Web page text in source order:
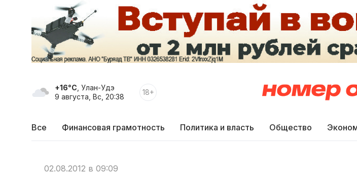
+16°C , Улан-Удэ
9 августа, Вс, 20:38
18+
Все Финансовая грамотность Политика и власть Общество
02.08.2012 в 09:09